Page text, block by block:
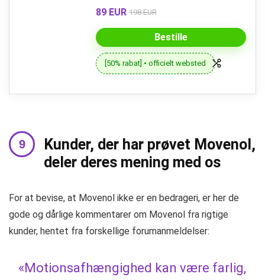
89 EUR 198 EUR
Bestille
[50% rabat] • officielt websted
Kunder, der har prøvet Movenol,
deler deres mening med os
For at bevise, at Movenol ikke er en bedrageri, er her de
gode og dårlige kommentarer om Movenol fra rigtige
kunder, hentet fra forskellige forumanmeldelser:
«Motionsafhængighed kan være farlig,